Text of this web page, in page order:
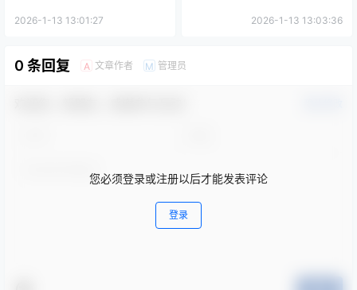
2026-1-13 13:01:27 2026-1-13 13:03:36
0 条回复 A 文章作者 M 管理员
您必须登录或注册以后才能发表评论
登录